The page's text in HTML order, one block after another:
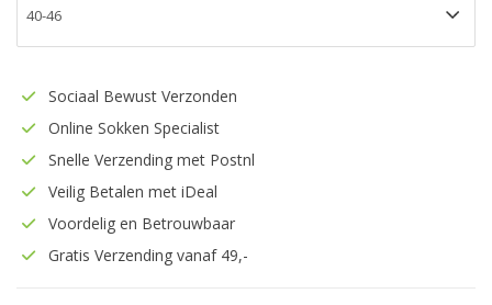
Sociaal Bewust Verzonden
Online Sokken Specialist
Snelle Verzending met Postnl
Veilig Betalen met iDeal
Voordelig en Betrouwbaar
Gratis Verzending vanaf 49,-